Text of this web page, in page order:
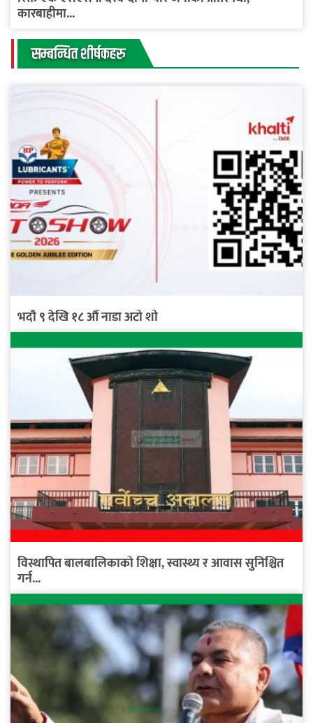
कारबाहीमा...
सम्बन्धित शीर्षकहरु
भदौ ९ देखि १८ औँ नाडा अटो शो
विस्थापित बालबालिकाको शिक्षा, स्वास्थ्य र आवास सुनिश्चित
गर्न...